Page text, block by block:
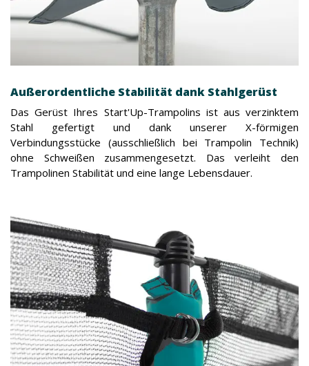
Außerordentliche Stabilität dank Stahlgerüst
Das Gerüst Ihres Start'Up-Trampolins ist aus verzinktem
Stahl gefertigt und dank unserer X-förmigen
Verbindungsstücke (ausschließlich bei Trampolin Technik)
ohne Schweißen zusammengesetzt. Das verleiht den
Trampolinen Stabilität und eine lange Lebensdauer.